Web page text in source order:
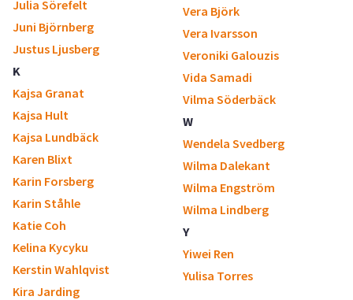
Julia Sörefelt
Juni Björnberg
Justus Ljusberg
K
Kajsa Granat
Kajsa Hult
Kajsa Lundbäck
Karen Blixt
Karin Forsberg
Karin Ståhle
Katie Coh
Kelina Kycyku
Kerstin Wahlqvist
Kira Jarding
Vera Björk
Vera Ivarsson
Veroniki Galouzis
Vida Samadi
Vilma Söderbäck
W
Wendela Svedberg
Wilma Dalekant
Wilma Engström
Wilma Lindberg
Y
Yiwei Ren
Yulisa Torres